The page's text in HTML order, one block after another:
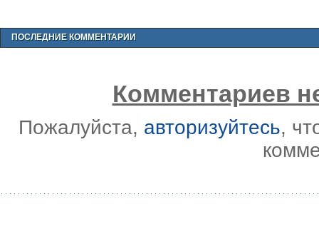
ПОСЛЕДНИЕ КОММЕНТАРИИ
Комментариев
Пожалуйста, авторизуйтесь,